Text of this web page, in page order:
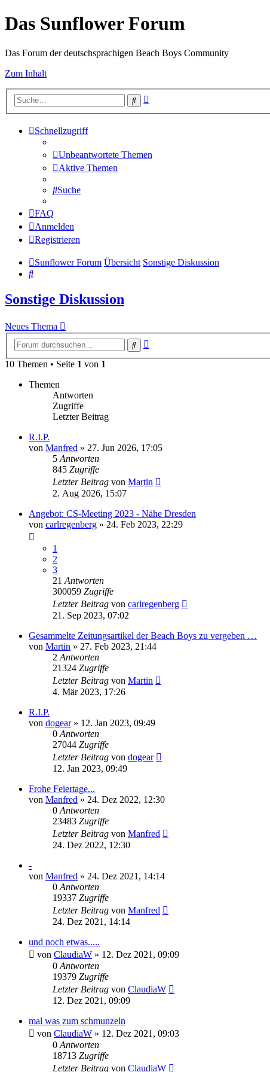
Das Sunflower Forum
Das Forum der deutschsprachigen Beach Boys Community
Zum Inhalt
Suche
Schnellzugriff
Unbeantwortete Themen
Aktive Themen
Suche
FAQ
Anmelden
Registrieren
Sunflower Forum Übersicht Sonstige Diskussion
Suche
Sonstige Diskussion
Neues Thema
Suche
10 Themen • Seite 1 von 1
Themen
Antworten
Zugriffe
Letzter Beitrag
R.I.P.
von Manfred » 27. Jun 2026, 17:05
5 Antworten
845 Zugriffe
Letzter Beitrag von Martin
2. Aug 2026, 15:07
Angebot: CS-Meeting 2023 - Nähe Dresden
von carlregenberg » 24. Feb 2023, 22:29
1
2
3
21 Antworten
300059 Zugriffe
Letzter Beitrag von carlregenberg
21. Sep 2023, 07:02
Gesammelte Zeitungsartikel der Beach Boys zu vergeben …
von Martin » 27. Feb 2023, 21:44
2 Antworten
21324 Zugriffe
Letzter Beitrag von Martin
4. Mär 2023, 17:26
R.I.P.
von dogear» 12. Jan 2023, 09:49
0 Antworten
27044 Zugriffe
Letzter Beitrag von dogear
12. Jan 2023, 09:49
Frohe Feiertage...
von Manfred » 24. Dez 2022, 12:30
0 Antworten
23483 Zugriffe
Letzter Beitrag von Manfred
24. Dez 2022, 12:30
-
von Manfred » 24. Dez 2021, 14:14
0 Antworten
19337 Zugriffe
Letzter Beitrag von Manfred
24. Dez 2021, 14:14
und noch etwas.....
von ClaudiaW » 12. Dez 2021, 09:09
0 Antworten
19379 Zugriffe
Letzter Beitrag von ClaudiaW
12. Dez 2021, 09:09
mal was zum schmunzeln
von ClaudiaW » 12. Dez 2021, 09:03
0 Antworten
18713 Zugriffe
Letzter Beitrag von ClaudiaW